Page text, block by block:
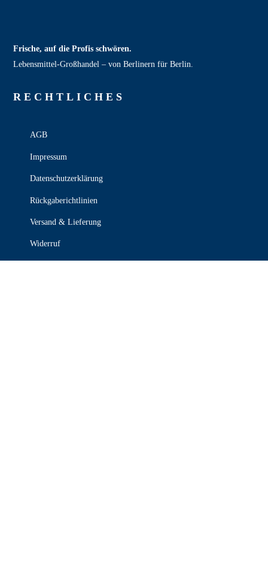
Frische, auf die Profis schwören.
Lebensmittel‑Großhandel – von Berlinern für Berlin.
RECHT­LICHES
AGB
Impressum
Datenschutzerklärung
Rückgaberichtlinien
Versand & Lieferung
Widerruf